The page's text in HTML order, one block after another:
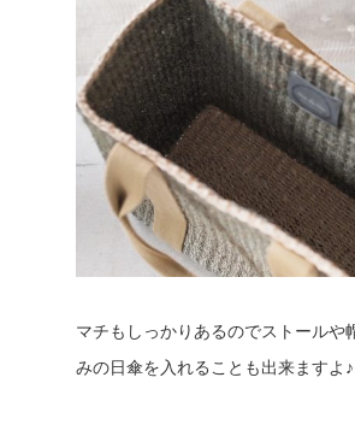
マチもしっかりあるのでストールや
みの日傘を入れることも出来ますよ♪